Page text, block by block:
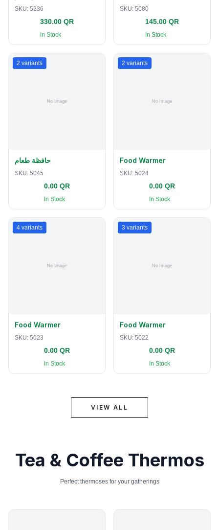
SKU: 5236
330.00 QR
In Stock
SKU: 5080
145.00 QR
In Stock
2 variants
حافظة طعام
SKU: 5045
0.00 QR
In Stock
2 variants
Food Warmer
SKU: 5024
0.00 QR
In Stock
4 variants
Food Warmer
SKU: 5023
0.00 QR
In Stock
3 variants
Food Warmer
SKU: 5022
0.00 QR
In Stock
VIEW ALL
Tea & Coffee Thermos
Perfect thermoses for your gatherings